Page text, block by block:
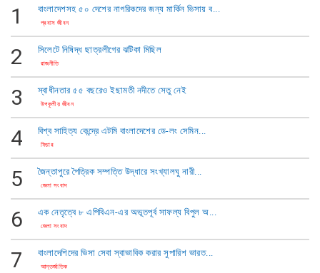
1 বাংলাদেশসহ ৫০ দেশের নাগরিকদের জন্য মার্কিন ভিসায় ব...
প্রবাস জীবন
2 সিলেটে নিষিদ্ধ ছাত্রলীগের ঝটিকা মিছিল
রাজনীতি
3 স্বাধীনতার ৫৫ বছরেও ইছামতী নদীতে সেতু নেই
উপকূলীয় জীবন
4 বিশ্ব সাহিত্য কেন্দ্রে এটমি বাংলাদেশের ডে-লং সেমিন...
ফিচার
5 জৈন্তাপুরে পৈত্রিক সম্পত্তি উদ্ধারে সংখ্যালঘু নারী...
জেলা সংবাদ
6 এক নেতৃত্বে ​৮ এপিবিএন-এর অভূতপূর্ব সাফল্য বিপুল অ...
জেলা সংবাদ
7 বাংলাদেশিদের ভিসা সেবা স্বাভাবিক করার সুপারিশ ভারত...
আন্তর্জাতিক